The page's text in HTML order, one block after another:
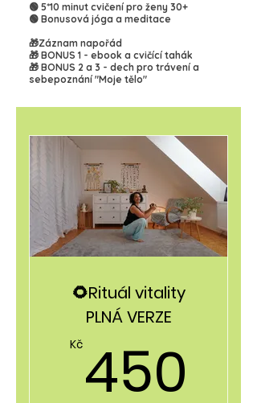
🟢 5*10 minut cvičení pro ženy 30+
🟢 Bonusová jóga a meditace
🎁Záznam napořád
🎁 BONUS 1 - ebook a cvičící tahák
🎁 BONUS 2 a 3 - dech pro trávení a
sebepoznání "Moje tělo"
🌻Rituál vitality
PLNÁ VERZE
Kč 450